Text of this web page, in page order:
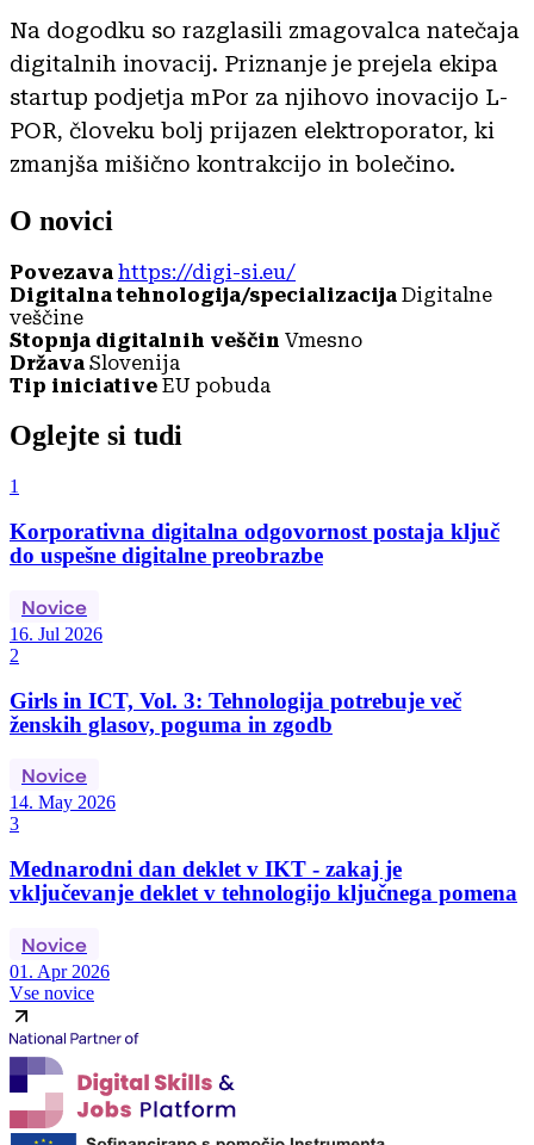
Na dogodku so razglasili zmagovalca natečaja
digitalnih inovacij. Priznanje je prejela ekipa
startup podjetja mPor za njihovo inovacijo L-
POR, človeku bolj prijazen elektroporator, ki
zmanjša mišično kontrakcijo in bolečino.
O novici
Povezava https://digi-si.eu/
Digitalna tehnologija/specializacija Digitalne
veščine
Stopnja digitalnih veščin Vmesno
Država Slovenija
Tip iniciative EU pobuda
Oglejte si tudi
1
Korporativna digitalna odgovornost postaja ključ
do uspešne digitalne preobrazbe
Novice
16. Jul 2026
2
Girls in ICT, Vol. 3: Tehnologija potrebuje več
ženskih glasov, poguma in zgodb
Novice
14. May 2026
3
Mednarodni dan deklet v IKT - zakaj je
vključevanje deklet v tehnologijo ključnega pomena
Novice
01. Apr 2026
Vse novice